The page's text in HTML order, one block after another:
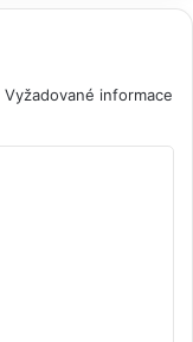
Vyžadované informace